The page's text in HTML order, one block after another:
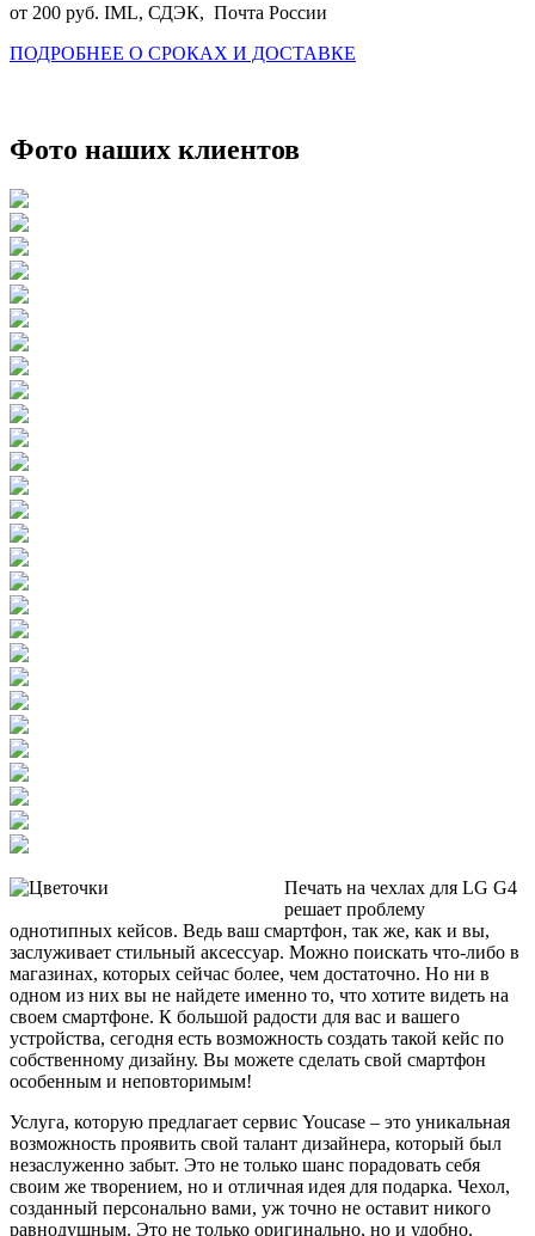
от 200 руб. IML, СДЭК, Почта России
ПОДРОБНЕЕ О СРОКАХ И ДОСТАВКЕ
Фото наших клиентов
Печать на чехлах для LG G4
решает проблему
однотипных кейсов. Ведь ваш смартфон, так же, как и вы,
заслуживает стильный аксессуар. Можно поискать что-либо в
магазинах, которых сейчас более, чем достаточно. Но ни в
одном из них вы не найдете именно то, что хотите видеть на
своем смартфоне. К большой радости для вас и вашего
устройства, сегодня есть возможность создать такой кейс по
собственному дизайну. Вы можете сделать свой смартфон
особенным и неповторимым!
Услуга, которую предлагает сервис Youcase – это уникальная
возможность проявить свой талант дизайнера, который был
незаслуженно забыт. Это не только шанс порадовать себя
своим же творением, но и отличная идея для подарка. Чехол,
созданный персонально вами, уж точно не оставит никого
равнодушным. Это не только оригинально, но и удобно.